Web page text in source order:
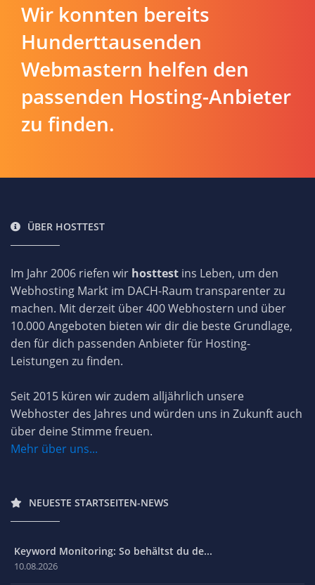
Wir konnten bereits
Hunderttausenden
Webmastern helfen den
passenden Hosting-Anbieter
zu finden.
ÜBER HOSTTEST
Im Jahr 2006 riefen wir hosttest ins Leben, um den
Webhosting Markt im DACH-Raum transparenter zu
machen. Mit derzeit über 400 Webhostern und über
10.000 Angeboten bieten wir dir die beste Grundlage,
den für dich passenden Anbieter für Hosting-
Leistungen zu finden.
Seit 2015 küren wir zudem alljährlich unsere
Webhoster des Jahres und würden uns in Zukunft auch
über deine Stimme freuen.
Mehr über uns...
NEUESTE STARTSEITEN-NEWS
Keyword Monitoring: So behältst du de...
10.08.2026